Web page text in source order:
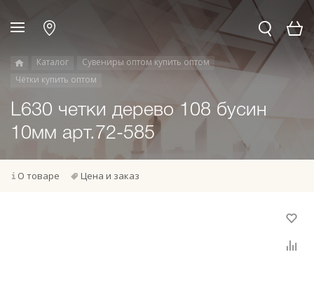
Каталог
Сувениры оптом купить оптом
Чётки купить оптом
L630 четки дерево 108 бусин
10мм арт.72-585
О товаре Цена и заказ